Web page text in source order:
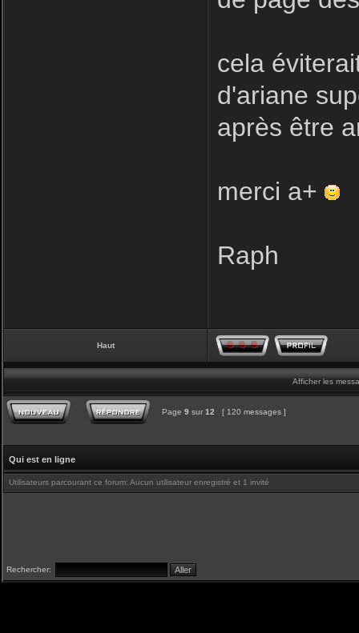
cela
d'ariane
après être
merci a+
Raph
Haut
Afficher les
Page 9 sur 12 [ 120 messages ]
Qui est en ligne
Utilisateurs parcourant ce forum: Aucun utilisateur enregistré et 1 invité
Rechercher: